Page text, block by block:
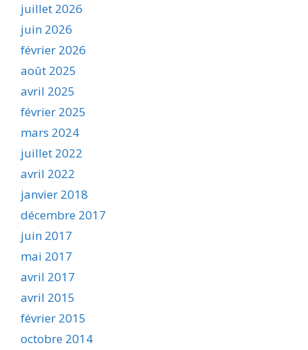
juillet 2026
juin 2026
février 2026
août 2025
avril 2025
février 2025
mars 2024
juillet 2022
avril 2022
janvier 2018
décembre 2017
juin 2017
mai 2017
avril 2017
avril 2015
février 2015
octobre 2014